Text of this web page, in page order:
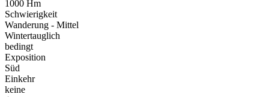
1000 Hm
Schwierigkeit
Wanderung - Mittel
Wintertauglich
bedingt
Exposition
Süd
Einkehr
keine